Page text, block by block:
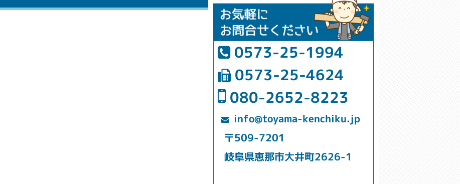
0573-25-1994
0573-25-4624
080-2652-8223
info@toyama-kenchiku.jp
〒509-7201
岐阜県恵那市大井町2626-1